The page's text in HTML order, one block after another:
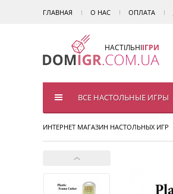
ГЛАВНАЯ О НАС ОПЛАТА
НАСТІЛЬНІІГРИ
ВСЕ НАСТОЛЬНЫЕ ИГРЫ
ИНТЕРНЕТ МАГАЗИН НАСТОЛЬНЫХ ИГР